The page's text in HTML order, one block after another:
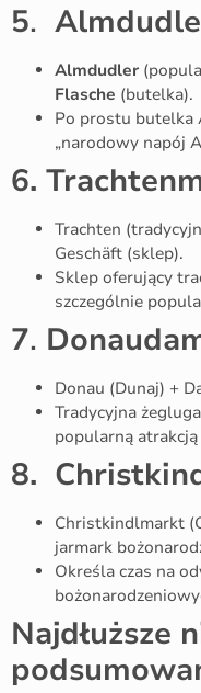
5.
Almdudler
Flasche (butelka).
Po prostu butelka
„narodowy napój
6.
Trachten
Geschäft (sklep).
Sklep oferujący
szczególnie
7.
Donau (Dunaj) +
Tradycyjna
popularną
8.
Christkindlmarkt
jarmark
Określa czas na
Najdłuższe